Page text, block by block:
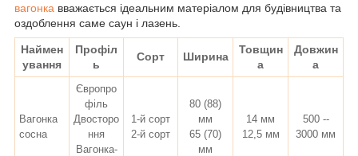
вагонка вважається ідеальним матеріалом для будівництва та
оздоблення саме саун і лазень.
Наймен
ування
Профіл
ь
Сорт Ширина
Товщин
а
Довжин
а
Вагонка
сосна
Європро
філь
Двосторо
ння
Вагонка-
1-й сорт
2-й сорт
80 (88)
мм
65 (70)
мм
14 мм
12,5 мм
500 --
3000 мм